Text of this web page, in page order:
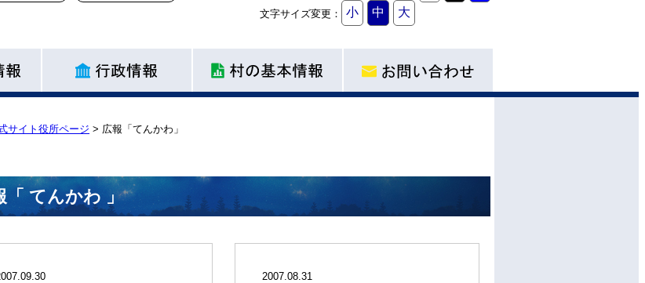
大
中
小
文字サイズ変更：
サイト役所ページ > 広報「てんかわ」
「 てんかわ 」
2007.08.31